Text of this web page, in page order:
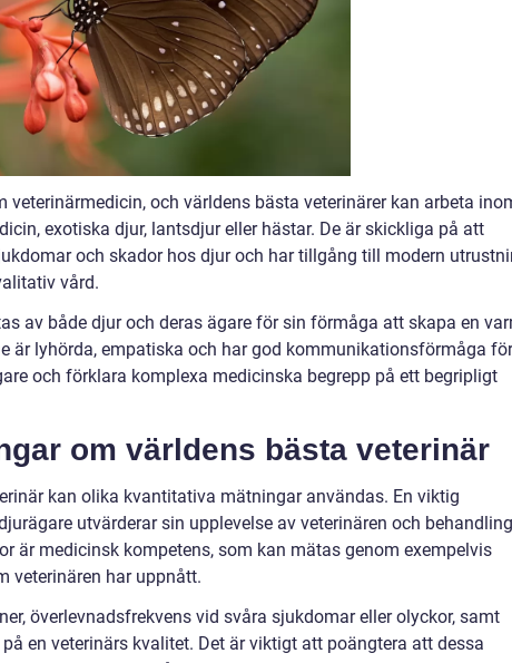
veterinärmedicin, och världens bästa veterinärer kan arbeta
exotiska djur, lantsdjur eller hästar. De är skickliga på att
och skador hos djur och har tillgång till modern
vård.
av både djur och deras ägare för sin förmåga att skapa en
är lyhörda, empatiska och har god kommunikationsförmåga för
och förklara komplexa medicinska begrepp på ett begripligt
om världens bästa veterinär
kan olika kvantitativa mätningar användas. En viktig
utvärderar sin upplevelse av veterinären och
är medicinsk kompetens, som kan mätas genom exempelvis
veterinären har uppnått.
överlevnadsfrekvens vid svåra sjukdomar eller olyckor, samt
en veterinärs kvalitet. Det är viktigt att poängtera att dessa